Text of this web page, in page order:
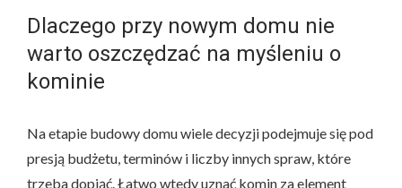
Dlaczego przy nowym domu nie
warto oszczędzać na myśleniu o
kominie
Na etapie budowy domu wiele decyzji podejmuje się pod
presją budżetu, terminów i liczby innych spraw, które
trzeba dopiąć. Łatwo wtedy uznać komin za element